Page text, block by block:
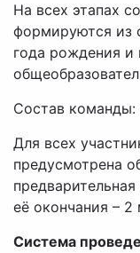
На всех этапах
формируются из
года рождения
Состав команды:
Для всех
предусмотрена
предварительная
её окончания – 2
Система